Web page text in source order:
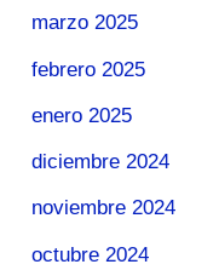
marzo 2025
febrero 2025
enero 2025
diciembre 2024
noviembre 2024
octubre 2024